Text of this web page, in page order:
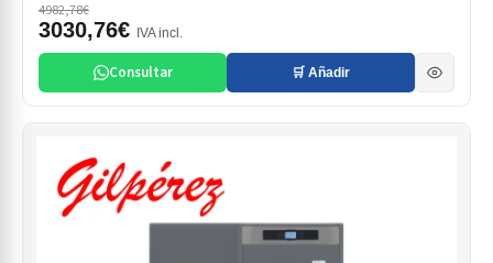
4982,78€
3030,76€ IVA incl.
Consultar 🛒 Añadir